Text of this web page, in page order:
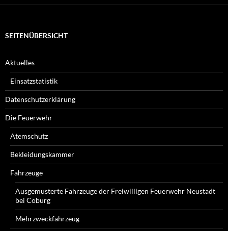
SEITENÜBERSICHT
Aktuelles
Einsatzstatistik
Datenschutzerklärung
Die Feuerwehr
Atemschutz
Bekleidungskammer
Fahrzeuge
Ausgemusterte Fahrzeuge der Freiwilligen Feuerwehr Neustadt
bei Coburg
Mehrzweckfahrzeug